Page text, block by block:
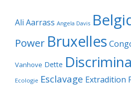
Ali Aarrass Angela Davis
Power Bruxelles
Vanhove Dette
Ecologie Esclavage Extradition